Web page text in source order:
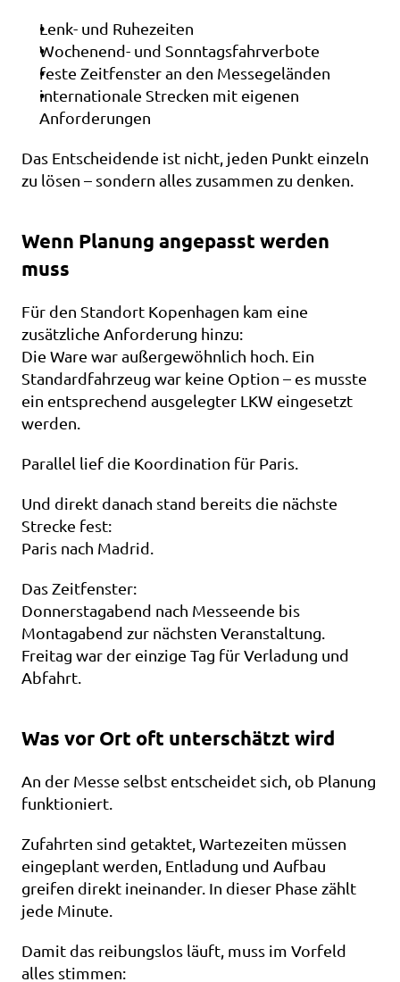
Lenk- und Ruhezeiten
Wochenend- und Sonntagsfahrverbote
feste Zeitfenster an den Messegeländen
internationale Strecken mit eigenen
Anforderungen
Das Entscheidende ist nicht, jeden Punkt einzeln
zu lösen – sondern alles zusammen zu denken.
Wenn Planung angepasst werden
muss
Für den Standort Kopenhagen kam eine
zusätzliche Anforderung hinzu:
Die Ware war außergewöhnlich hoch. Ein
Standardfahrzeug war keine Option – es musste
ein entsprechend ausgelegter LKW eingesetzt
werden.
Parallel lief die Koordination für Paris.
Und direkt danach stand bereits die nächste
Strecke fest:
Paris nach Madrid.
Das Zeitfenster:
Donnerstagabend nach Messeende bis
Montagabend zur nächsten Veranstaltung.
Freitag war der einzige Tag für Verladung und
Abfahrt.
Was vor Ort oft unterschätzt wird
An der Messe selbst entscheidet sich, ob Planung
funktioniert.
Zufahrten sind getaktet, Wartezeiten müssen
eingeplant werden, Entladung und Aufbau
greifen direkt ineinander. In dieser Phase zählt
jede Minute.
Damit das reibungslos läuft, muss im Vorfeld
alles stimmen: